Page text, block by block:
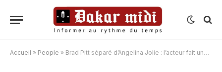
Accueil » People » Brad Pitt séparé d’Angelina Jolie : l’acteur fait une apparition discrète